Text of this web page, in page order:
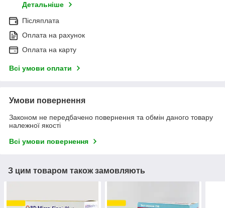
Детальніше
Післяплата
Оплата на рахунок
Оплата на карту
Всі умови оплати
Умови повернення
Законом не передбачено повернення та обмін даного товару
належної якості
Всі умови повернення
З цим товаром також замовляють